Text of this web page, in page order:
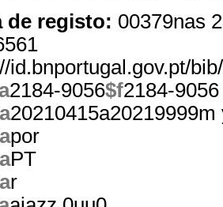
de registo: 00379nas
id.bnportugal.gov.pt/
2184-9056$f2184-9056
por
PT
r